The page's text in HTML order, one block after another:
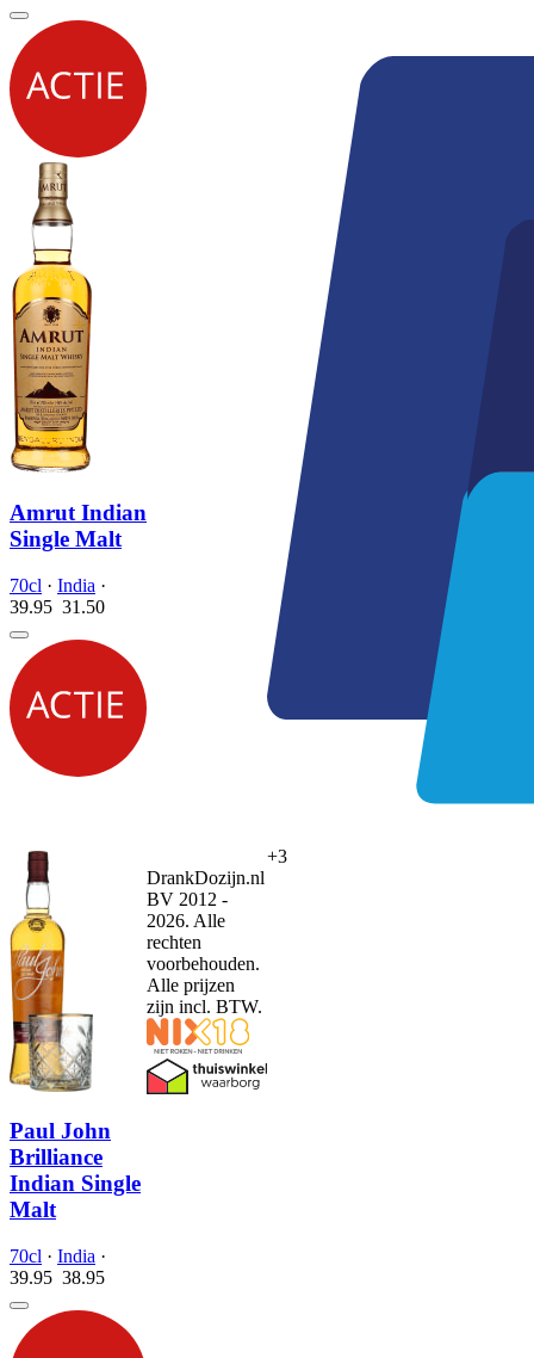
Amrut Indian
Single Malt
70cl · India ·
39.95 31.50
Paul John
Brilliance
Indian Single
Malt
70cl · India ·
39.95 38.95
+3
DrankDozijn.nl
BV 2012 -
2026. Alle
rechten
voorbehouden.
Alle prijzen
zijn incl. BTW.